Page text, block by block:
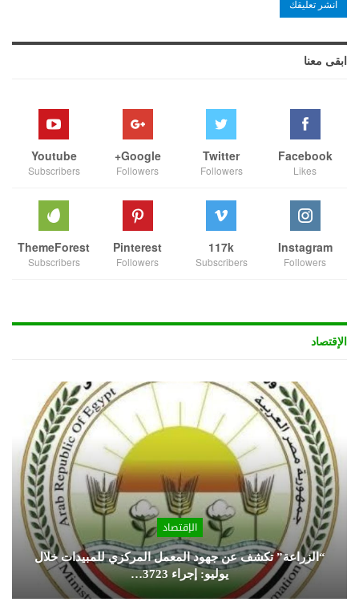
ابقى معنا
Facebook
Likes
Twitter
Followers
Google+
Followers
Youtube
Subscribers
Instagram
Followers
117k
Subscribers
Pinterest
Followers
ThemeForest
Subscribers
الإقتصاد
الإقتصاد
“الزراعة” تكشف عن جهود المعمل المركزي للمبيدات خلال
يوليو: إجراء 3723…